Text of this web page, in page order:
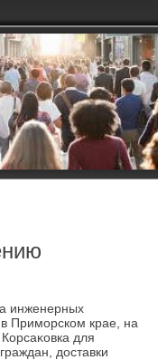
инженерных
Приморском крае, на
для
дοставки